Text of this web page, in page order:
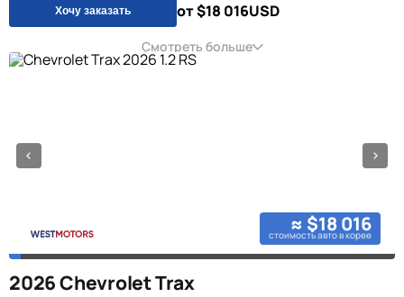
Хочу заказать от $18 016USD
Смотреть больше
≈ $18 016
стоимость авто в корее
2026 Chevrolet Trax